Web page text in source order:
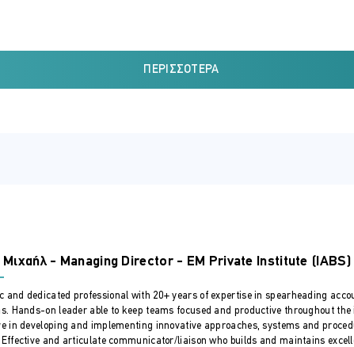
εργαζόμενους σε λογιστήρια εταιρειών και ελεγκτικών
στη Κύπρο
και αυτοτελώς εργαζομένων) στη Κύπρο
υποβολή μέσω Taxisnet και πληρωμή οφειλόμενων ποσών
στη Κύπρο
(εταιρειών), υποβολή και πληρωμή online μέσω Taxisnet
εισοδήματος (άτομα, αυτοτελώς και εταιρείες) υποβολή
ΠΕΡΙΣΣΌΤΕΡΑ
Μιχαήλ - Managing Director - EM Private Institute (IABS)
and dedicated professional with 20+ years of expertise in spearheading
Hands-on leader able to keep teams focused and productive throughout
in developing and implementing innovative approaches, systems and
and articulate communicator/liaison who builds and maintains